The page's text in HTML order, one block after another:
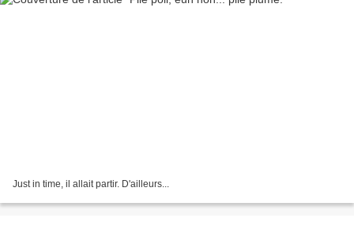
Just in time, il allait partir. D'ailleurs...